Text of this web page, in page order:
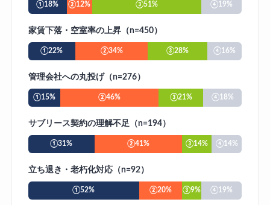
①18% ②12% ③51% ④19%
家賃下落・空室率の上昇（n=450）
①22% ②34% ③28% ④16%
管理会社への丸投げ（n=276）
①15% ②46% ③21% ④18%
サブリース契約の理解不足（n=194）
①31% ②41% ③14% ④14%
立ち退き・老朽化対応（n=92）
①52% ②20% ③9% ④19%